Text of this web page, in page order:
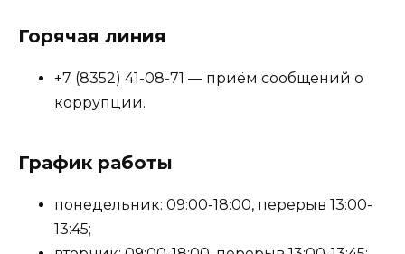
Горячая линия
+7 (8352) 41-08-71 — приём сообщений о
коррупции.
График работы
понедельник: 09:00-18:00, перерыв 13:00-
13:45;